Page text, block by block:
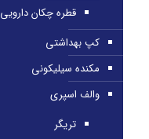
قطره چکان دارویی
کپ بهداشتی
مکنده سیلیکونی
والف اسپری
تریگر